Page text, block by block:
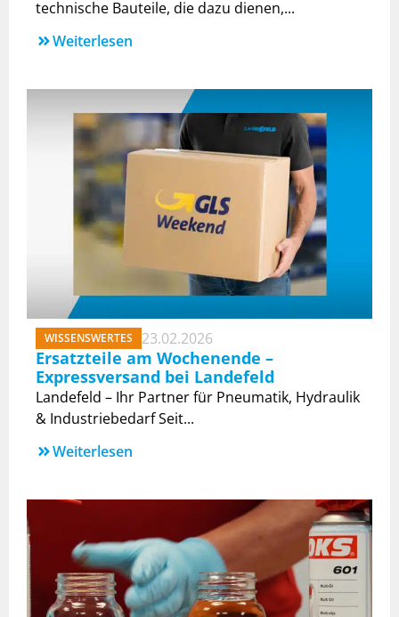
technische Bauteile, die dazu dienen,...
Weiterlesen
WISSENSWERTES 23.02.2026
Ersatzteile am Wochenende –
Expressversand bei Landefeld
Landefeld – Ihr Partner für Pneumatik, Hydraulik
& Industriebedarf Seit...
Weiterlesen